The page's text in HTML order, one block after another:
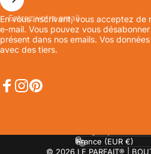
Entrez votre email
En vous inscrivant, vous acceptez
e-mail. Vous pouvez vous
présent dans nos emails. Vos
avec des tiers.
© 2026 LE PARFAIT® |
Langue
Pays/région